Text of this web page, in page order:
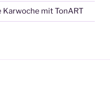
Karwoche mit TonART